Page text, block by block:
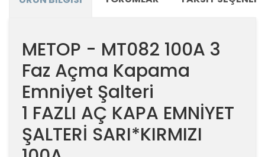
METOP - MT082 100A 3
Faz Açma Kapama
Emniyet Şalteri
1 FAZLI AÇ KAPA EMNİYET
ŞALTERİ SARI*KIRMIZI